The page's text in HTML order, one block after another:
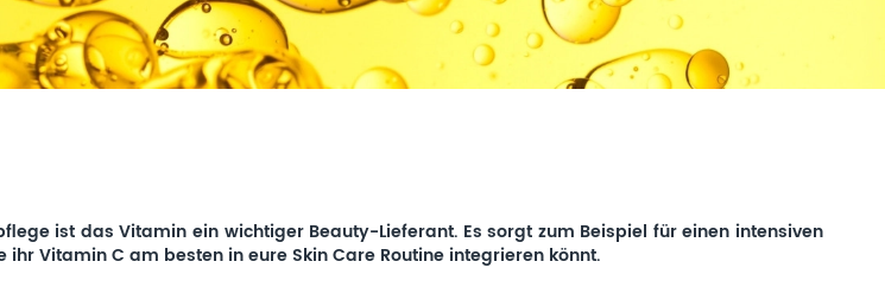
ist das Vitamin ein wichtiger Beauty-Lieferant. Es sorgt zum Beispiel für einen intensiven
Vitamin C am besten in eure Skin Care Routine integrieren könnt.